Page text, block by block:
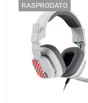
RASPRODATO